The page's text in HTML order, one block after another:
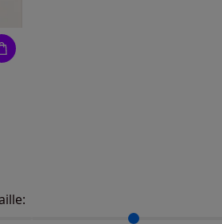
taillant selon les avis clients